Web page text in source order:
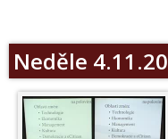
Neděle